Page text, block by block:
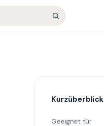
Kurzüberblick
Geeignet für